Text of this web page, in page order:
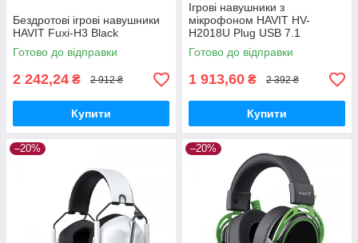
Бездротові ігрові навушники
HAVIT Fuxi-H3 Black
Готово до відправки
2 242,24 ₴ 2 912 ₴
Купити
Ігрові навушники з
мікрофоном HAVIT HV-
H2018U Plug USB 7.1
Готово до відправки
1 913,60 ₴ 2 392 ₴
Купити
–20% –20%